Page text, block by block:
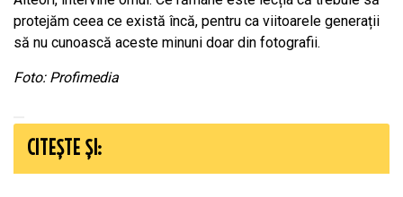
protejăm ceea ce există încă, pentru ca viitoarele generații
să nu cunoască aceste minuni doar din fotografii.
Foto: Profimedia
CITEȘTE ȘI: